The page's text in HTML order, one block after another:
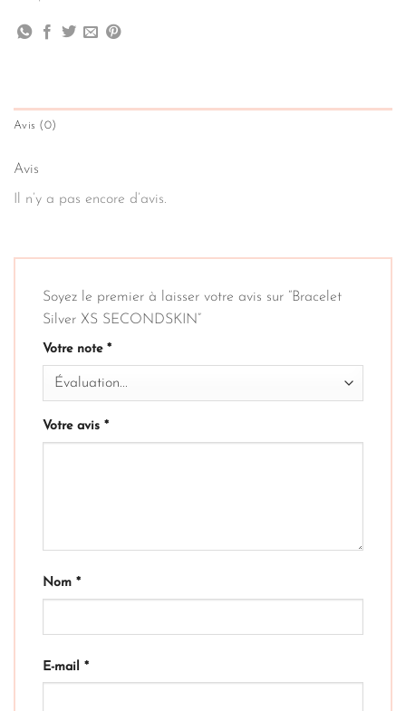
Avis (0)
Avis
Il n’y a pas encore d’avis.
Soyez le premier à laisser votre avis sur “Bracelet
Silver XS SECONDSKIN”
Votre note *
Votre avis *
Nom *
E-mail *